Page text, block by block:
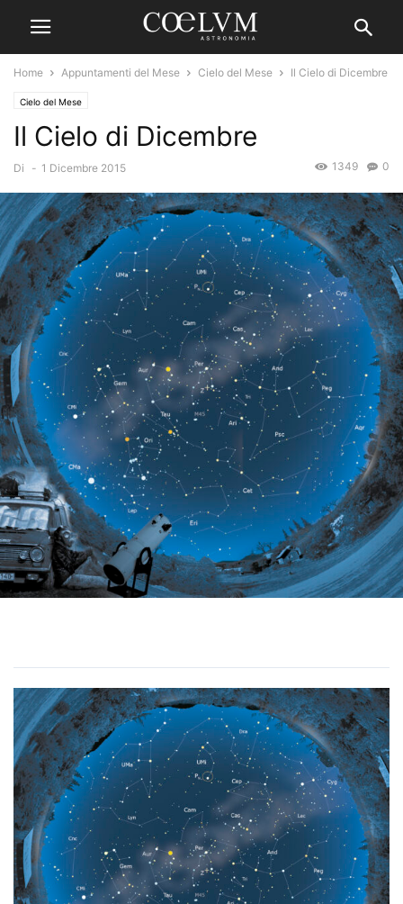
Home Appuntamenti del Mese Cielo del Mese Il Cielo di Dicembre
Cielo del Mese
Il Cielo di Dicembre
Di - 1 Dicembre 2015 0
1349